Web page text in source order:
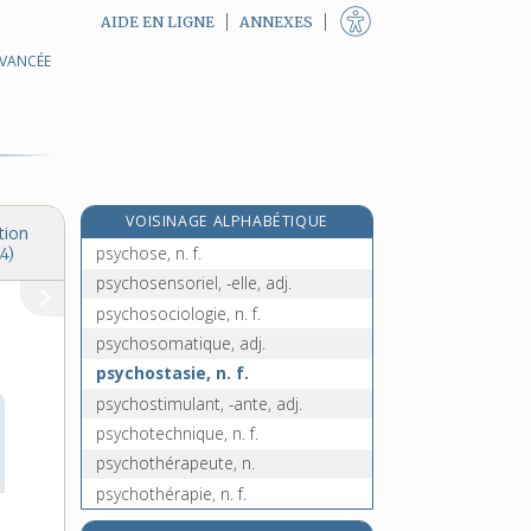
AIDE EN LIGNE ANNEXES
VOISINAGE ALPHABÉTIQUE
psychorigidité, n. f.
psychose, n. f.
psychosensoriel, -elle, adj.
psychosociologie, n. f.
psychosomatique, adj.
psychostasie, n. f.
psychostimulant, -ante, adj.
psychotechnique, n. f.
psychothérapeute, n.
psychothérapie, n. f.
psychotique, adj.